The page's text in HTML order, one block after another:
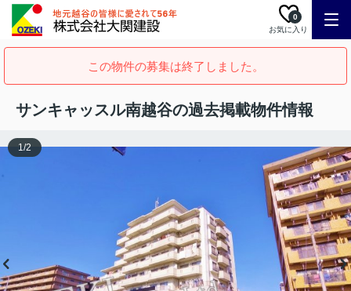
お気に入り
0
この物件の募集は終了しました。
サンキャッスル南越谷の過去掲載物件情報
1/2